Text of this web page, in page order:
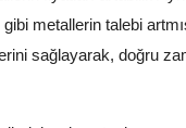
metallerin talebi
sağlayarak, doğru